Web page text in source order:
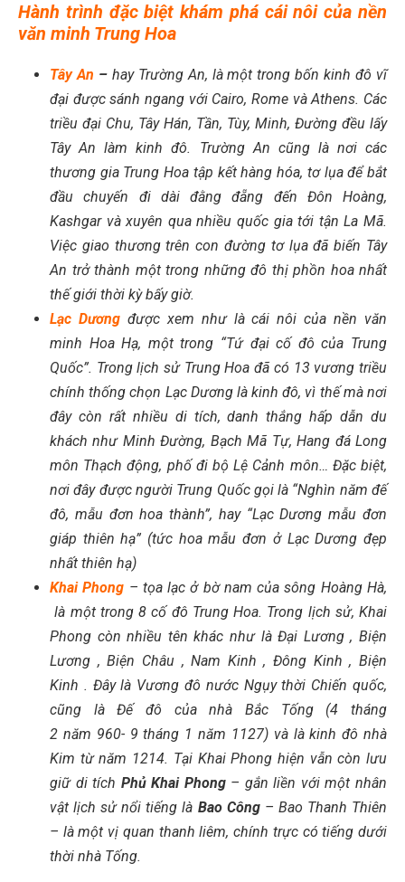
Hành trình đặc biệt khám phá cái nôi của nền
văn minh Trung Hoa
Tây An –hay Trường An, là một trong bốn kinh đô vĩ
đại được sánh ngang với Cairo, Rome và Athens. Các
triều đại Chu, Tây Hán, Tần, Tùy, Minh, Đường đều lấy
Tây An làm kinh đô. Trường An cũng là nơi các
thương gia Trung Hoa tập kết hàng hóa, tơ lụa để bắt
đầu chuyến đi dài đằng đẵng đến Đôn Hoàng,
Kashgar và xuyên qua nhiều quốc gia tới tận La Mã.
Việc giao thương trên con đường tơ lụa đã biến Tây
An trở thành một trong những đô thị phồn hoa nhất
thế giới thời kỳ bấy giờ.
Lạc Dươngđược xem như là cái nôi của nền văn
minh Hoa Hạ, một trong “Tứ đại cố đô của Trung
Quốc”. Trong lịch sử Trung Hoa đã có 13 vương triều
chính thống chọn Lạc Dương là kinh đô, vì thế mà nơi
đây còn rất nhiều di tích, danh thắng hấp dẫn du
khách như Minh Đường, Bạch Mã Tự, Hang đá Long
môn Thạch động, phố đi bộ Lệ Cảnh môn… Đặc biệt,
nơi đây được người Trung Quốc gọi là “Nghìn năm đế
đô, mẫu đơn hoa thành”, hay “Lạc Dương mẫu đơn
giáp thiên hạ” (tức hoa mẫu đơn ở Lạc Dương đẹp
nhất thiên hạ)
Khai Phong – tọa lạc ở bờ nam của sông Hoàng Hà,
là một trong 8 cố đô Trung Hoa. Trong lịch sử, Khai
Phong còn nhiều tên khác như là Đại Lương , Biện
Lương , Biện Châu , Nam Kinh , Đông Kinh , Biện
Kinh . Đây là Vương đô nước Ngụy thời Chiến quốc,
cũng là Đế đô của nhà Bắc Tống (4 tháng
2 năm 960- 9 tháng 1 năm 1127) và là kinh đô nhà
Kim từ năm 1214. Tại Khai Phong hiện vẫn còn lưu
giữ di tích Phủ Khai Phong– gắn liền với một nhân
vật lịch sử nổi tiếng là Bao Công– Bao Thanh Thiên
– là một vị quan thanh liêm, chính trực có tiếng dưới
thời nhà Tống.